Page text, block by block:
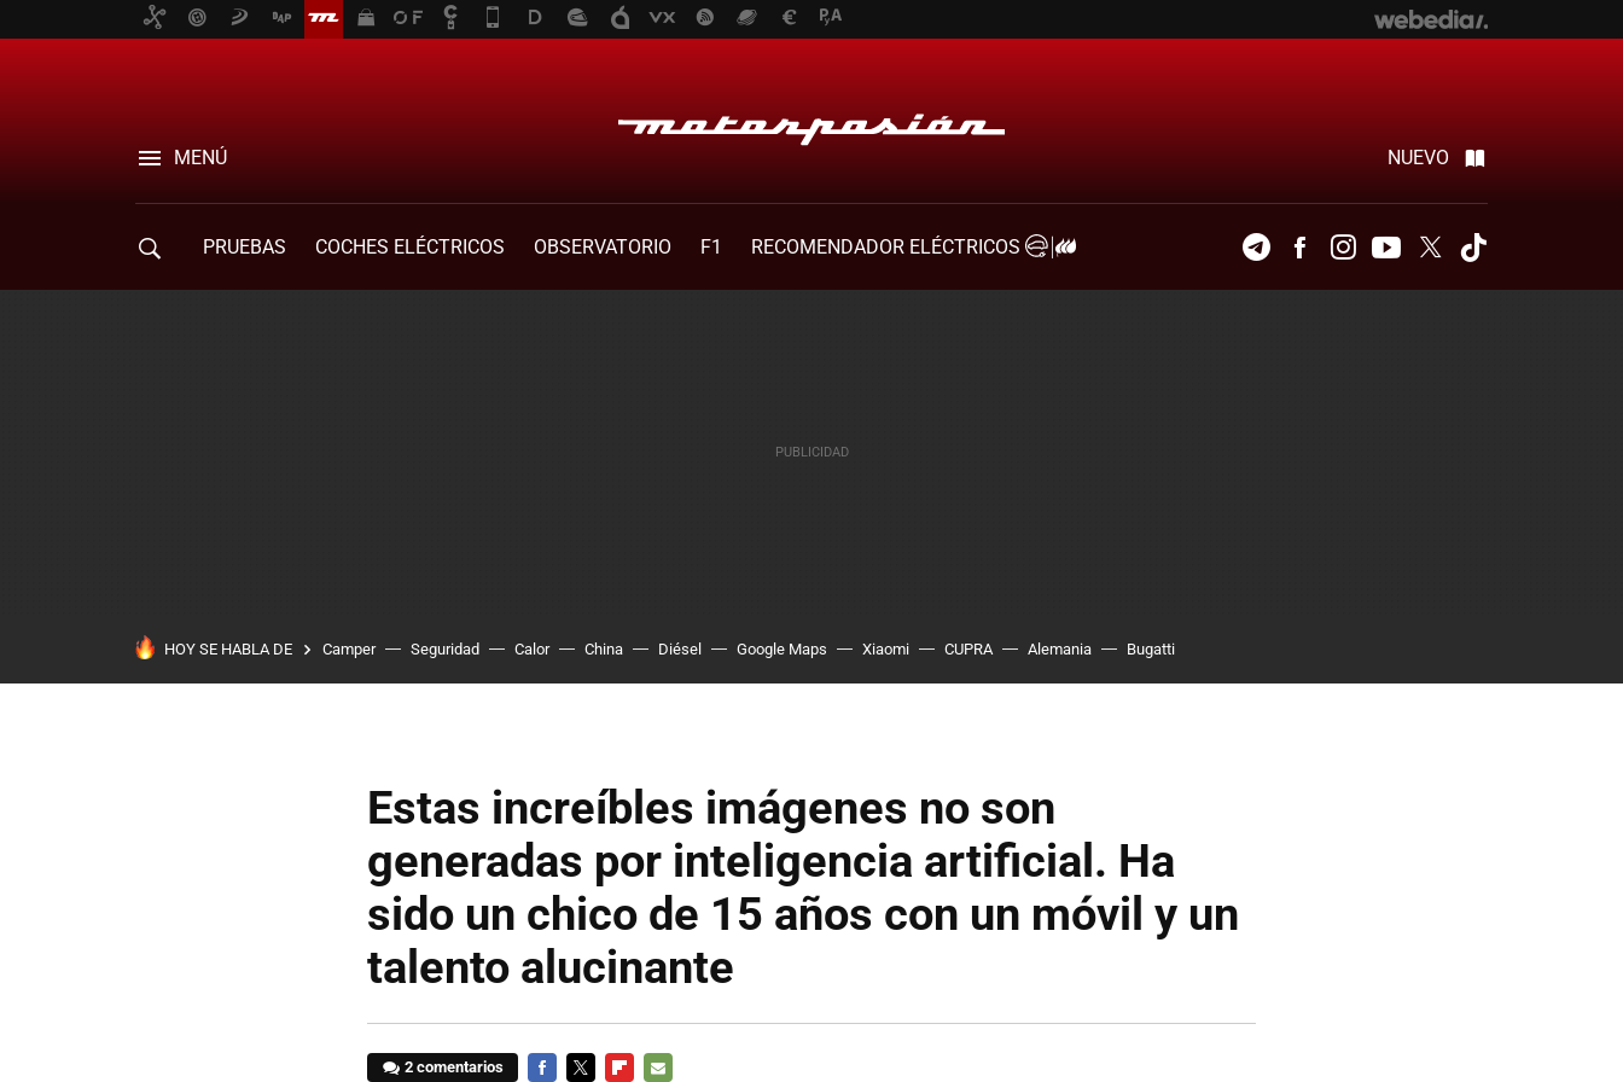
MENÚ NUEVO
PRUEBAS COCHES ELÉCTRICOS OBSERVATORIO F1
RECOMENDADOR ELÉCTRICOS
TelegramFacebookInstagramYoutubeTwitter
HOY SE HABLA DE Camper Seguridad Calor China Diésel Google Maps Xiaomi CUPRA Alemania Bugatti
Estas increíbles imágenes no son
generadas por inteligencia artificial. Ha
sido un chico de 15 años con un móvil y un
talento alucinante
2 comentarios